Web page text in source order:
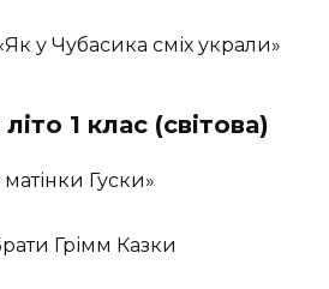
у Чубасика сміх украли»
1 клас (світова)
Гуски»
Грімм Казки